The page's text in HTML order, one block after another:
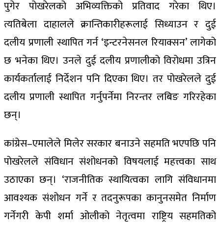
पुगेर पोखरेलको अभिव्यक्तिको प्रतिवाद गरेका थिए।
त्यतिबेला दाहालले क्रान्तिकारीहरूलाई सिध्याउन र दुई
दलीय प्रणाली स्थापित गर्न ‘इन्टरनेसनल रियाक्सन’ लागेको
छ भनेका थिए। उनले दुई दलीय प्रणालीको विरोधमा उत्रिन
कार्यकर्तालाई निर्देशन पनि दिएका थिए। तर पोखरेलले दुई
दलीय प्रणाली स्थापित गर्नुपर्नेमा निरन्तर लबिङ गरिरहेका
छन्।
कांग्रेस–एमालेले मिलेर सरकार बनाउने सहमति भएपछि पनि
पोखरेलले संविधान संशोधनको विषयलाई महत्त्वका साथ
उठाएका छन्। ‘राजनीतिक स्थायित्वका लागि संविधानमा
आवश्यक संशोधन गर्ने र तदनुरूपका कानुनसमेत निर्माण
गर्नेगरी केपी शर्मा ओलीको नेतृत्वमा राष्ट्रिय सहमतिको